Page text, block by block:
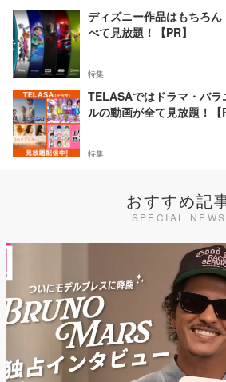
ディズニー作品はもちろ
べて見放題！【PR】
特集
TELASAではドラマ・バ
ルの動画が全て見放題！【
特集
おすすめ記
SPECIAL NEWS